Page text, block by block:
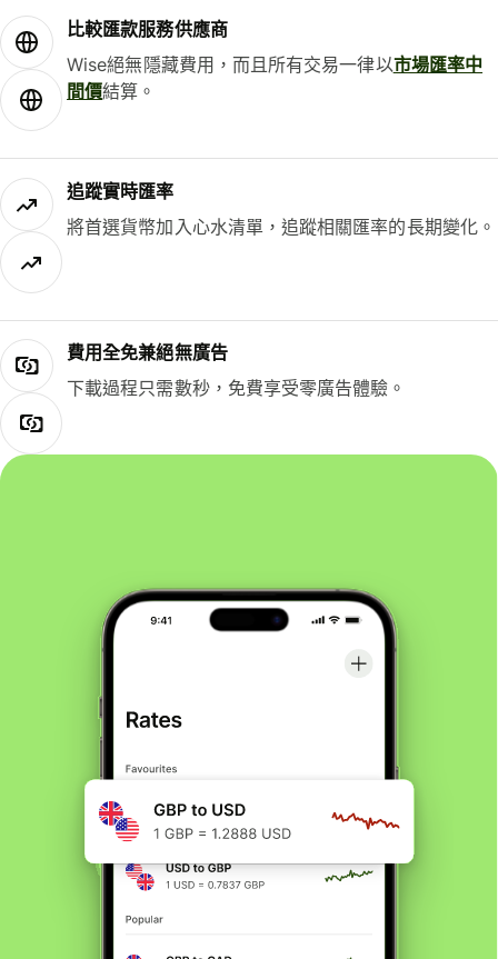
比較匯款服務供應商
Wise絕無隱藏費用，而且所有交易一律以市場匯率中
間價結算。
追蹤實時匯率
將首選貨幣加入心水清單，追蹤相關匯率的長期變化。
費用全免兼絕無廣告
下載過程只需數秒，免費享受零廣告體驗。